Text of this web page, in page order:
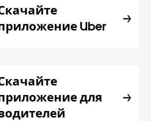
Uber
для